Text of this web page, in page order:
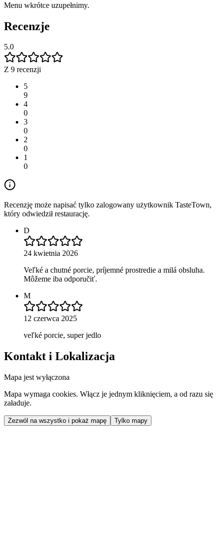
Menu wkrótce uzupełnimy.
Recenzje
5.0
Z 9 recenzji
5
9
4
0
3
0
2
0
1
0
Recenzję może napisać tylko zalogowany użytkownik TasteTown,
który odwiedził restaurację.
D
24 kwietnia 2026
Veľké a chutné porcie, príjemné prostredie a milá obsluha.
Môžeme iba odporučiť.
M
12 czerwca 2025
veľké porcie, super jedlo
Kontakt i Lokalizacja
Mapa jest wyłączona
Mapa wymaga cookies. Włącz je jednym kliknięciem, a od razu się
załaduje.
Zezwól na wszystko i pokaż mapę Tylko mapy